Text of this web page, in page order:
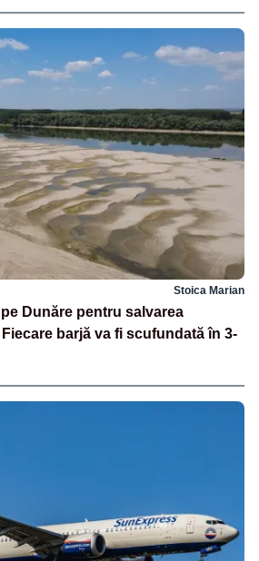
Stoica Marian
Dunăre pentru salvarea
barjă va fi scufundată în 3-